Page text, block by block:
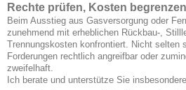
Rechte prüfen, Kosten begrenzen
Beim Ausstieg aus Gasversorgung oder
zunehmend mit erheblichen Rückbau-,
Trennungskosten konfrontiert. Nicht selten
Forderungen rechtlich angreifbar oder
zweifelhaft.
Ich berate und unterstütze Sie